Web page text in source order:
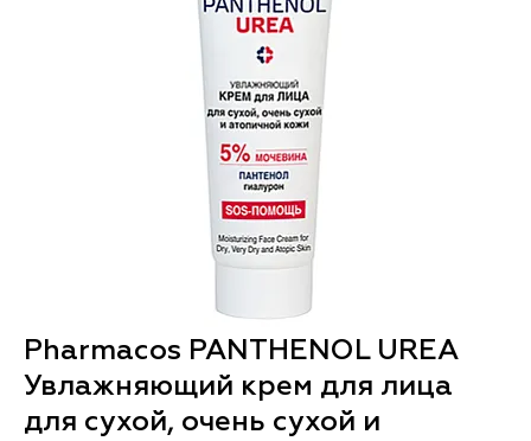
Pharmacos PANTHENOL UREA
Увлажняющий крем для лица
для сухой, очень сухой и